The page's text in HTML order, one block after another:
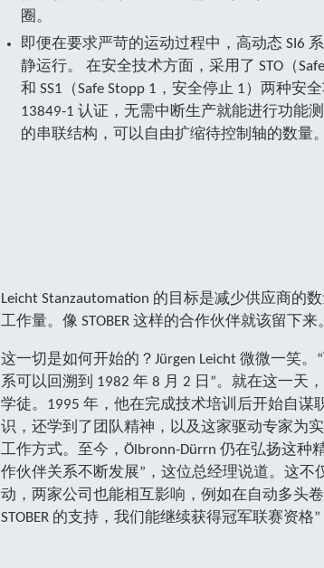
圈。
即便在要求严苛的运动过程中，高动态 SI6
静运行。 在安全技术方面，采用了 STO（
和 SS1（Safe Stopp 1，安全停止 1）两种安
13849-1 认证，无需中断生产就能进行功能
的串联结构，可以自由扩缩待控制轴的数量。
Leicht Stanzautomation 的目标是减少供应商的
工作量。像 STOBER 这样的合作伙伴就该留下来
这一切是如何开始的？Jürgen Leicht 微微一笑
系可以回溯到 1982 年 8 月 2 日”。就在这一天，
学徒。1995 年，他在完成技术培训后开始自谋
识，还学到了团队精神，以及这家驱动专家为
工作方式。至今，Ölbronn-Dürrn 仍在弘扬这种
作伙伴关系不断发展”，这位总经理说道。这不
动，两家公司也能相互影响，例如在自动多头
STOBER 的支持，我们能继续获得冠军联赛资格”